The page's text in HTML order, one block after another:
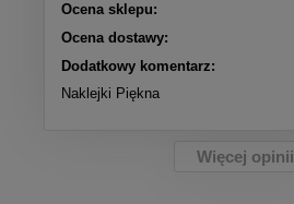
Ocena sklepu:
Ocena dostawy:
Dodatkowy komentarz:
Naklejki Piękna
Więcej opinii